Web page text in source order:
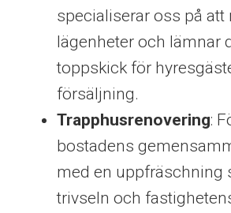
specialiserar oss på att
lägenheter och lämnar
toppskick för
försäljning.
Trapphusrenovering:
bostadens
med en uppfräschning
trivseln och